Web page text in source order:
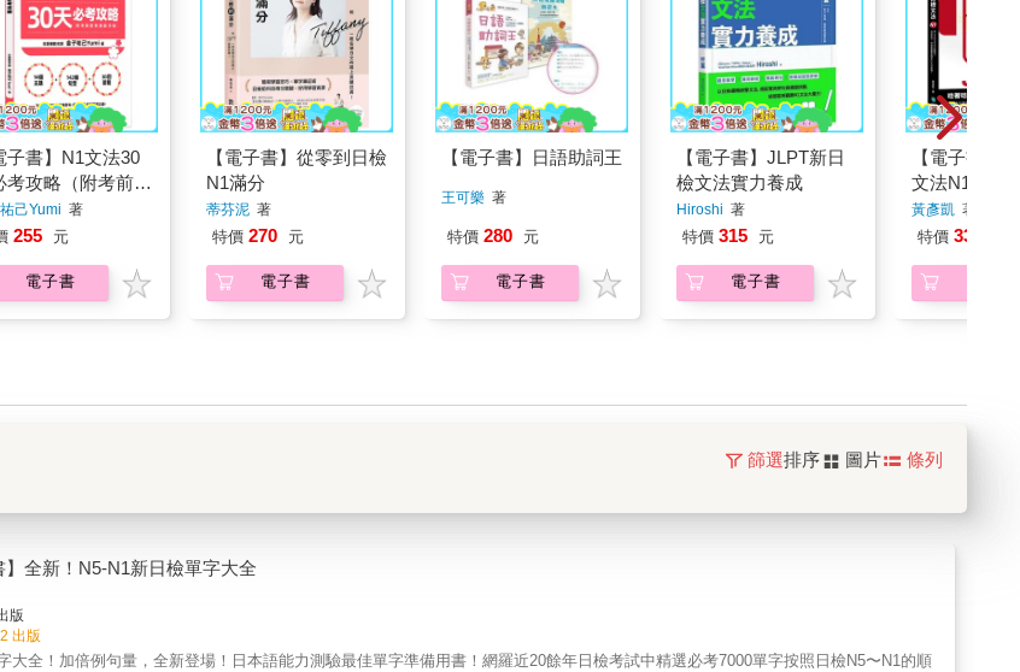
子書】N1文法30
考攻略（附考前衝
劃手帳）
己Yumi 著
255 元
電子書
【電子書】從零到日檢
N1滿分
蒂芬泥著
特價 270 元
電子書
【電子書】日語助詞王
王可樂著
特價 280 元
電子書
【電子書】JLPT新日
檢文法實力養成
Hiroshi 著
特價 315 元
電子書
【電子書】
文法N1
黃彥凱著
特價 337
篩選排序 圖片 條列
】全新！N5-N1新日檢單字大全
版
出版
大全！加倍例句量，全新登場！日本語能力測驗最佳單字準備用書！網羅近20餘年日檢考試中精選必考7000單字按照日檢N5〜N1的順